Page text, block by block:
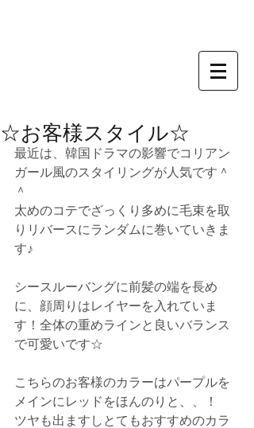
☆お客様スタイル☆
最近は、韓国ドラマの影響でコリアン
ガール風のスタイリングが人気です＾
＾
太めのコテでざっくり多めに毛束を取
りリバースにランダムに巻いていきま
す♪
シースルーバングに前髪の端を長め
に、顔周りはレイヤーを入れていま
す！全体の重めラインと良いバランス
で可愛いです☆
こちらのお客様のカラーはパープルを
メインにレッドをほんのりと、、！
ツヤも出ますしとてもおすすめのカラ